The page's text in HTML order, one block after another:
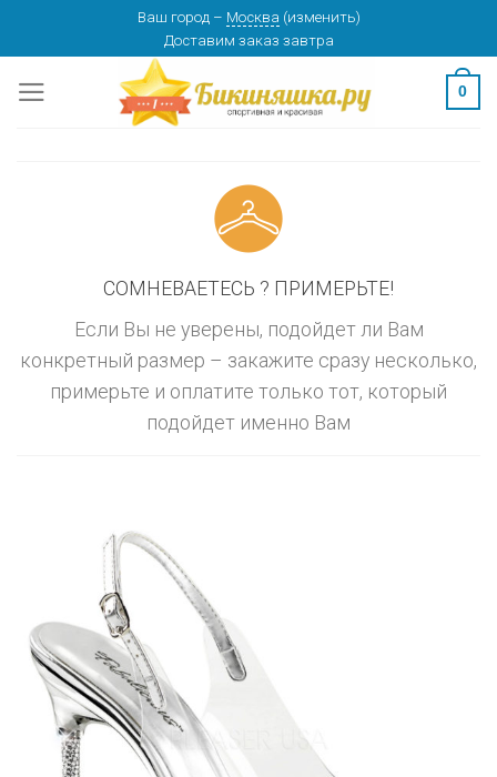
content
Ваш город – Москва (изменить)
Доставим заказ завтра
0
СОМНЕВАЕТЕСЬ ? ПРИМЕРЬТЕ!
Если Вы не уверены, подойдет ли Вам
конкретный размер – закажите сразу несколько,
примерьте и оплатите только тот, который
подойдет именно Вам
изменить